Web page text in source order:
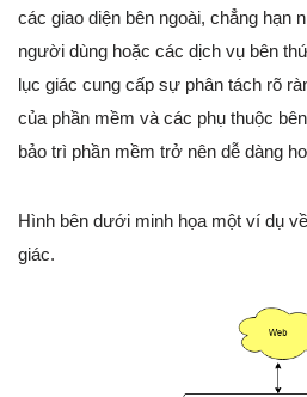
các giao diện bên ngoài, chẳng hạn
người dùng hoặc các dịch vụ bên
lục giác cung cấp sự phân tách rõ
của phần mềm và các phụ thuộc
bảo trì phần mềm trở nên dễ dàng
Hình bên dưới minh họa một ví dụ
giác.